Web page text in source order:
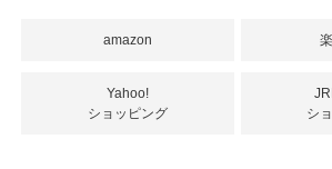
amazon
Yahoo!
ショッピング
シ